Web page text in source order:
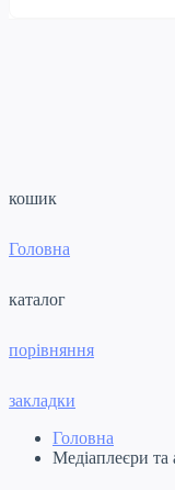
кошик
Головна
каталог
порівняння
закладки
Головна
Медіаплеєри та